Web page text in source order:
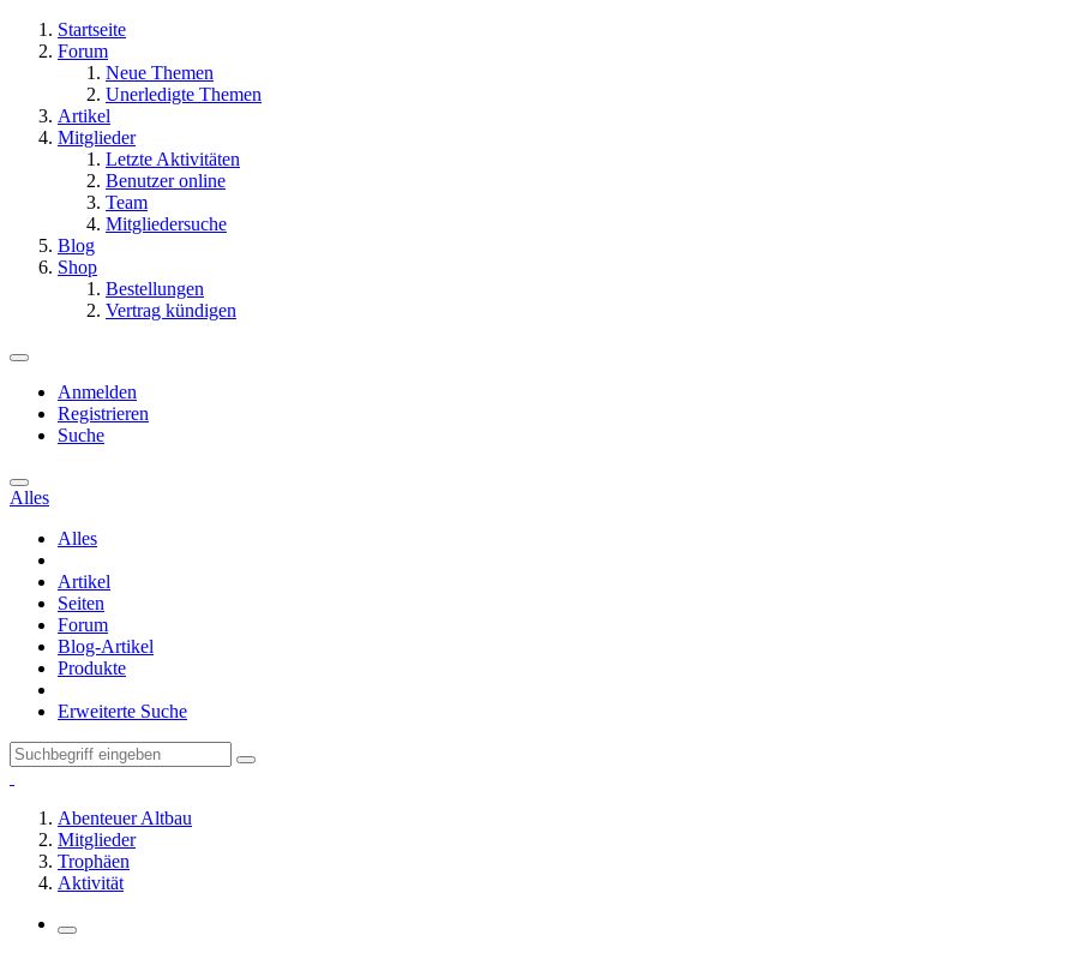
Startseite
Forum
Neue Themen
Unerledigte Themen
Artikel
Mitglieder
Letzte Aktivitäten
Benutzer online
Team
Mitgliedersuche
Blog
Shop
Bestellungen
Vertrag kündigen
Anmelden
Registrieren
Suche
Alles
Alles
Artikel
Seiten
Forum
Blog-Artikel
Produkte
Erweiterte Suche
Abenteuer Altbau
Mitglieder
Trophäen
Aktivität